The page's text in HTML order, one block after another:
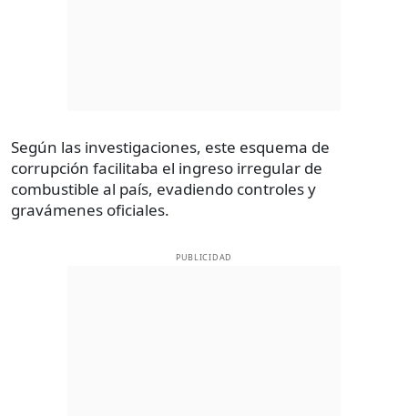
Según las investigaciones, este esquema de
corrupción facilitaba el ingreso irregular de
combustible al país, evadiendo controles y
gravámenes oficiales.
PUBLICIDAD